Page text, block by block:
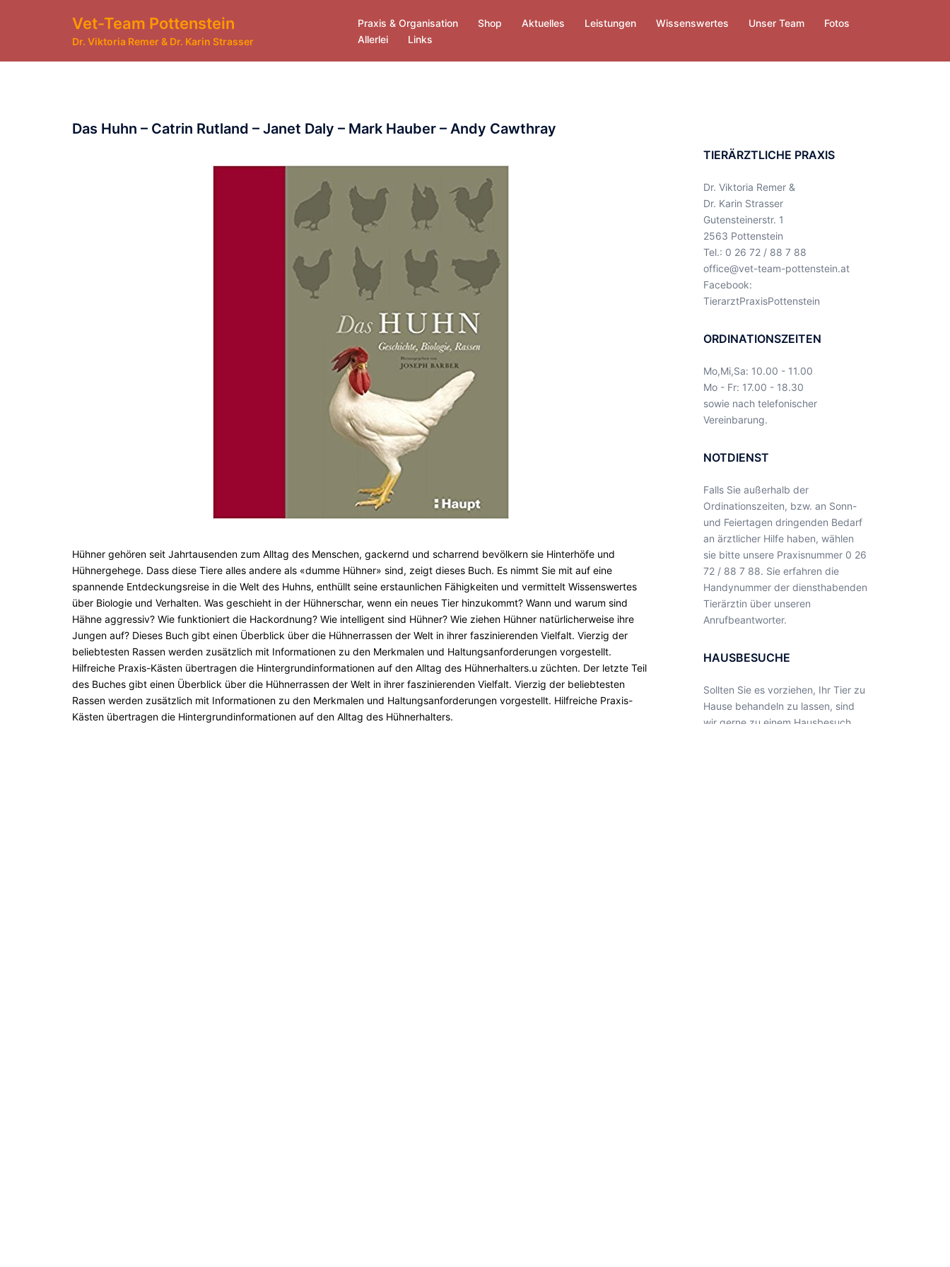
Vet-Team Pottenstein
Dr. Viktoria Remer & Dr. Karin Strasser
Praxis & Organisation Shop Aktuelles Leistungen Wissenswertes Unser Team
Fotos
Allerlei
Links
Das Huhn – Catrin Rutland – Janet Daly – Mark Hauber – Andy Cawthray
Hühner gehören seit Jahrtausenden zum Alltag des Menschen, gackernd und scharrend bevölkern sie Hinterhöfe und
Hühnergehege. Dass diese Tiere alles andere als «dumme Hühner» sind, zeigt dieses Buch. Es nimmt Sie mit auf eine
spannende Entdeckungsreise in die Welt des Huhns, enthüllt seine erstaunlichen Fähigkeiten und vermittelt Wissenswertes
über Biologie und Verhalten. Was geschieht in der Hühnerschar, wenn ein neues Tier hinzukommt? Wann und warum sind
Hähne aggressiv? Wie funktioniert die Hackordnung? Wie intelligent sind Hühner? Wie ziehen Hühner natürlicherweise ihre
Jungen auf? Dieses Buch gibt einen Überblick über die Hühnerrassen der Welt in ihrer faszinierenden Vielfalt. Vierzig der
beliebtesten Rassen werden zusätzlich mit Informationen zu den Merkmalen und Haltungsanforderungen vorgestellt.
Hilfreiche Praxis-Kästen übertragen die Hintergrundinformationen auf den Alltag des Hühnerhalters.u züchten. Der letzte Teil
des Buches gibt einen Überblick über die Hühnerrassen der Welt in ihrer faszinierenden Vielfalt. Vierzig der beliebtesten
Rassen werden zusätzlich mit Informationen zu den Merkmalen und Haltungsanforderungen vorgestellt. Hilfreiche Praxis-
Kästen übertragen die Hintergrundinformationen auf den Alltag des Hühnerhalters.
TIERÄRZTLICHE PRAXIS
Dr. Viktoria Remer &
Dr. Karin Strasser
Gutensteinerstr. 1
2563 Pottenstein
Tel.: 0 26 72 / 88 7 88
office@vet-team-pottenstein.at
Facebook:
TierarztPraxisPottenstein
ORDINATIONSZEITEN
Mo,Mi,Sa: 10.00 - 11.00
Mo - Fr: 17.00 - 18.30
sowie nach telefonischer
Vereinbarung.
NOTDIENST
Falls Sie außerhalb der
Ordinationszeiten, bzw. an Sonn-
und Feiertagen dringenden Bedarf
an ärztlicher Hilfe haben, wählen
sie bitte unsere Praxisnummer 0 26
72 / 88 7 88. Sie erfahren die
Handynummer der diensthabenden
Tierärztin über unseren
Anrufbeantworter.
HAUSBESUCHE
Sollten Sie es vorziehen, Ihr Tier zu
Hause behandeln zu lassen, sind
wir gerne zu einem Hausbesuch